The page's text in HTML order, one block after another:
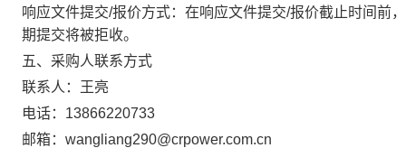
响应文件提交/报价方式：在响应文件提交/报价截止时间前
期提交将被拒收。
五、采购人联系方式
联系人：王亮
电话：13866220733
邮箱：wangliang290@crpower.com.cn